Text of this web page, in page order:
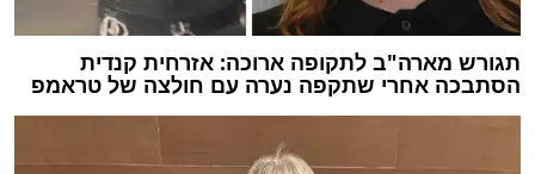
תגורש מארה"ב לתקופה ארוכה: אזרחית קנדית
הסתבכה אחרי שתקפה נערה עם חולצה של טראמפ